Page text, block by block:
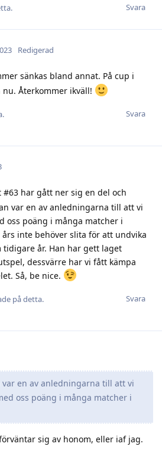
Svara
Redigerad
sänkas bland annat. På cup i
Återkommer ikväll!
Svara
#63 har gått ner sig en del och
var en av anledningarna till att vi
oss poäng i många matcher i
inte behöver slita för att undvika
tidigare år. Han har gett laget
dessvärre har vi fått kämpa
Så, be nice.
Svara
på detta.
var en av anledningarna till att vi
oss poäng i många matcher i
sig av honom, eller iaf jag.